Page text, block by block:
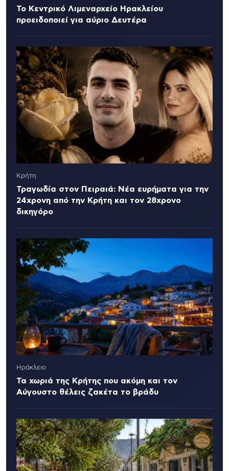
Το Κεντρικό Λιμεναρχείο Ηρακλείου
προειδοποιεί για αύριο Δευτέρα
Κρήτη
Τραγωδία στον Πειραιά: Νέα ευρήματα για την
24χρονη από την Κρήτη και τον 28χρονο
δικηγόρο
Ηράκλειο
Τα χωριά της Κρήτης που ακόμη και τον
Αύγουστο θέλεις ζακέτα το βράδυ